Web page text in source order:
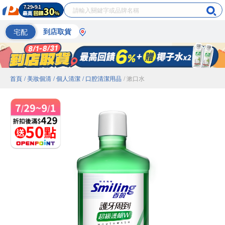
宅配 到店取貨
首頁 / 美妝個清 / 個人清潔 / 口腔清潔用品 / 漱口水